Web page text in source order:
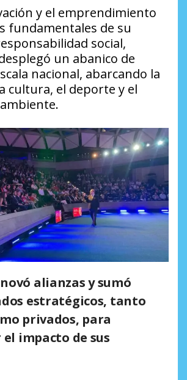
y el emprendimiento
fundamentales de su
social,
un abanico de
nacional, abarcando la
cultura, el deporte y el
alianzas y sumó
estratégicos, tanto
privados, para
impacto de sus